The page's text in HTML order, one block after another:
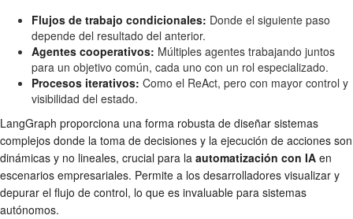
Flujos de trabajo condicionales: Donde el siguiente paso
depende del resultado del anterior.
Agentes cooperativos: Múltiples agentes trabajando juntos
para un objetivo común, cada uno con un rol especializado.
Procesos iterativos: Como el ReAct, pero con mayor control y
visibilidad del estado.
LangGraph proporciona una forma robusta de diseñar sistemas
complejos donde la toma de decisiones y la ejecución de acciones son
dinámicas y no lineales, crucial para la automatización con IA en
escenarios empresariales. Permite a los desarrolladores visualizar y
depurar el flujo de control, lo que es invaluable para sistemas
autónomos.